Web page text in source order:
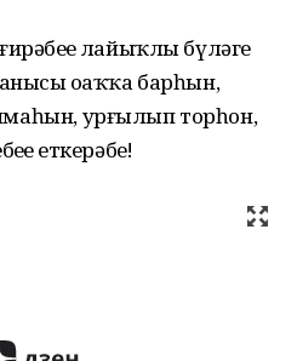
лайыҡлы бүләге
оҙаҡҡа барһын,
урғылып торһон,
еткерәбеҙ!